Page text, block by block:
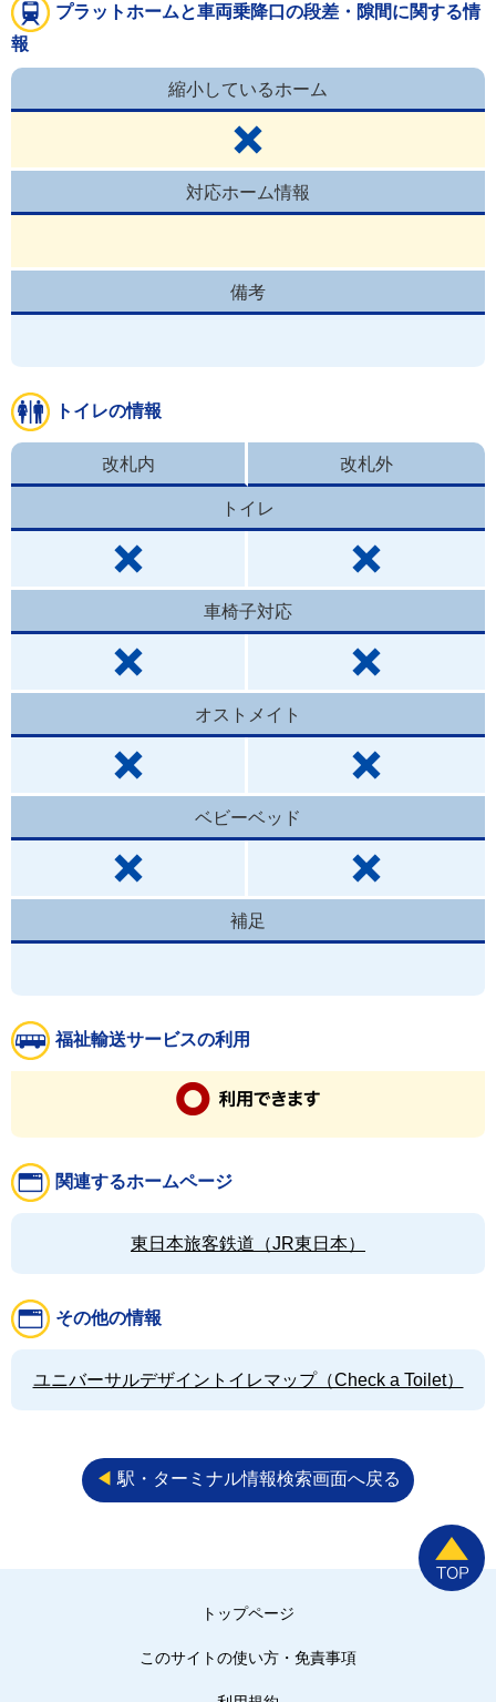
プラットホームと車両乗降口の段差・隙間に関する情
報
縮小しているホーム
対応ホーム情報
備考
トイレの情報
改札内 改札外
トイレ
車椅子対応
オストメイト
ベビーベッド
補足
福祉輸送サービスの利用
関連するホームページ
東日本旅客鉄道（JR東日本）
その他の情報
ユニバーサルデザイントイレマップ（Check a Toilet）
◀︎ 駅・ターミナル情報検索画面へ戻る
トップページ
このサイトの使い方・免責事項